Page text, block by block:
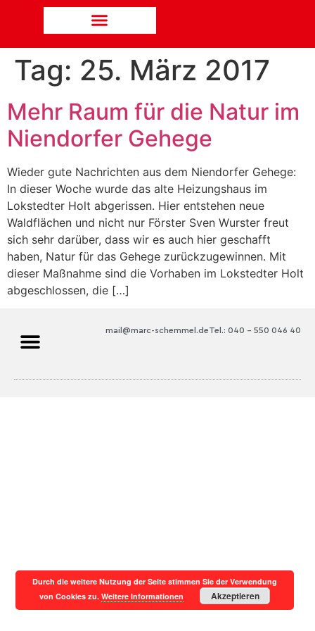
Tag: 25. März 2017
Mehr Raum für die Natur im
Niendorfer Gehege
Wieder gute Nachrichten aus dem Niendorfer Gehege:
In dieser Woche wurde das alte Heizungshaus im
Lokstedter Holt abgerissen. Hier entstehen neue
Waldflächen und nicht nur Förster Sven Wurster freut
sich sehr darüber, dass wir es auch hier geschafft
haben, Natur für das Gehege zurückzugewinnen. Mit
dieser Maßnahme sind die Vorhaben im Lokstedter Holt
abgeschlossen, die […]
Tel.: 040 – 550 046 40
mail@marc-schemmel.de
Durch die weitere Nutzung der Seite stimmen Sie der Verwendung
von Cookies zu.Weitere Informationen Akzeptieren